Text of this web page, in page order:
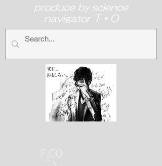
produce by science
navigator T・O